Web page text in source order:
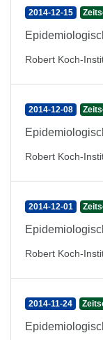
2014-12-15
Robert Koch-
2014-12-08
Robert Koch-
2014-12-01
Robert Koch-
2014-11-24